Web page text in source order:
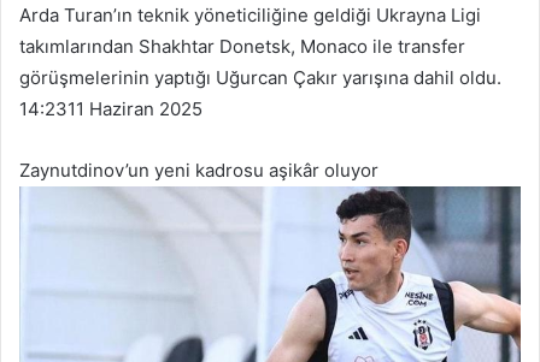
Arda Turan’ın teknik yöneticiliğine geldiği Ukrayna Ligi
takımlarından Shakhtar Donetsk, Monaco ile transfer
görüşmelerinin yaptığı Uğurcan Çakır yarışına dahil oldu.
14:2311 Haziran 2025
Zaynutdinov’un yeni kadrosu aşikâr oluyor